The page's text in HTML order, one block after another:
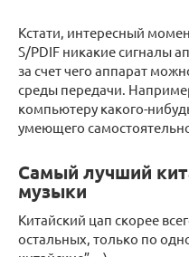
Кстати, интересный
S/PDIF никакие сигналы
за счет чего аппарат
среды передачи.
компьютеру какого-
умеющего
Самый лучший
музыки
Китайский цап скорее
остальных, только по